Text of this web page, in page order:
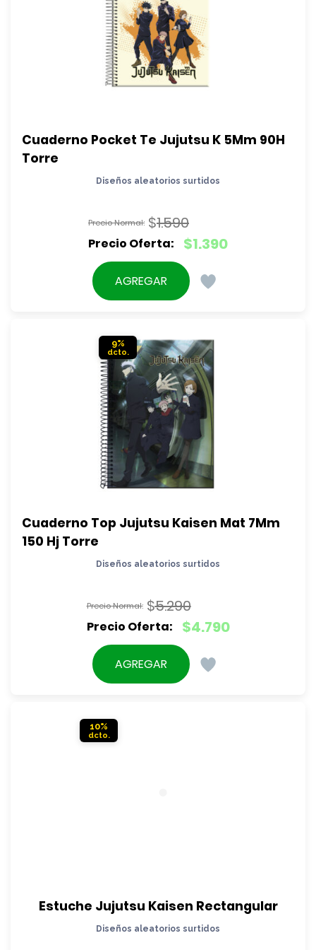
Cuaderno Pocket Te Jujutsu K 5Mm 90H
Torre
Diseños aleatorios surtidos
$1.590
El
precio
original
$1.390
El
precio
actual
AGREGAR
9%
Cuaderno Top Jujutsu Kaisen Mat 7Mm
150 Hj Torre
Diseños aleatorios surtidos
$5.290
El
precio
original
$4.790
El
precio
actual
AGREGAR
10%
Estuche Jujutsu Kaisen Rectangular
Diseños aleatorios surtidos